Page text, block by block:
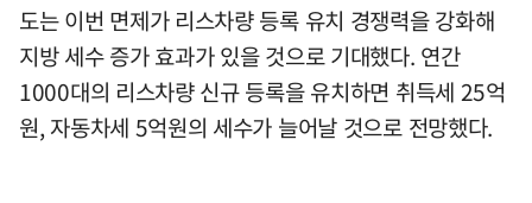
도는 이번 면제가 리스차량 등록 유치 경쟁력을 강화해
지방 세수 증가 효과가 있을 것으로 기대했다. 연간
1000대의 리스차량 신규 등록을 유치하면 취득세 25억
원, 자동차세 5억원의 세수가 늘어날 것으로 전망했다.